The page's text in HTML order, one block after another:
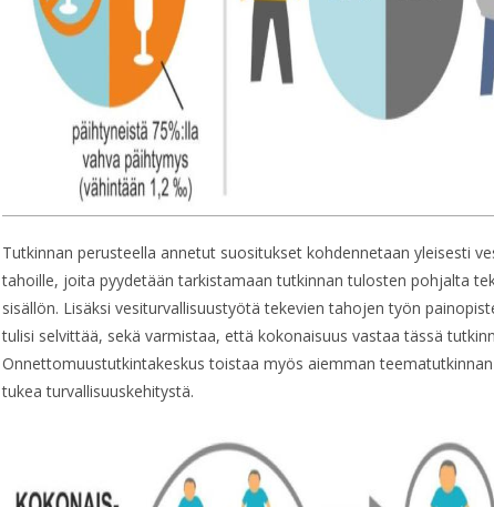
Tutkinnan perusteella annetut suositukset kohdennetaan yleisesti
tahoille, joita pyydetään tarkistamaan tutkinnan tulosten pohjalta
sisällön. Lisäksi vesiturvallisuustyötä tekevien tahojen työn
tulisi selvittää, sekä varmistaa, että kokonaisuus vastaa tässä
Onnettomuustutkintakeskus toistaa myös aiemman
tukea turvallisuuskehitystä.